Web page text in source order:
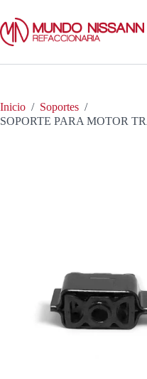
contenido
Inicio / Soportes /
SOPORTE PARA MOTOR